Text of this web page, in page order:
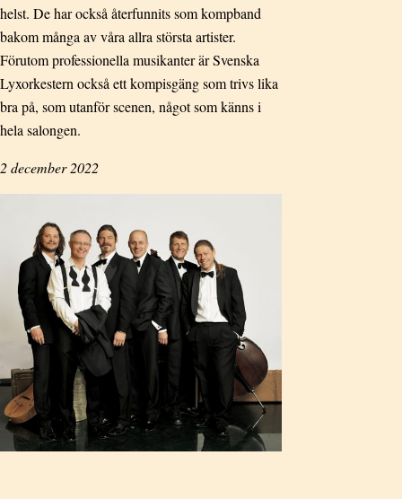
helst. De har också återfunnits som kompband
bakom många av våra allra största artister.
Förutom professionella musikanter är Svenska
Lyxorkestern också ett kompisgäng som trivs lika
bra på, som utanför scenen, något som känns i
hela salongen.
2 december 2022